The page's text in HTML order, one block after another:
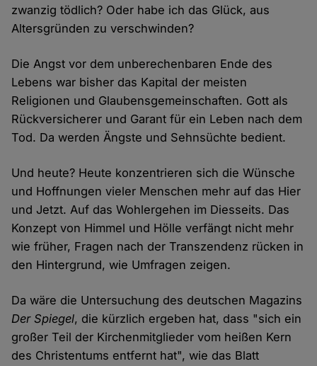
zwanzig tödlich? Oder habe ich das Glück, aus
Altersgründen zu verschwinden?
Die Angst vor dem unberechenbaren Ende des
Lebens war bisher das Kapital der meisten
Religionen und Glaubensgemeinschaften. Gott als
Rückversicherer und Garant für ein Leben nach dem
Tod. Da werden Ängste und Sehnsüchte bedient.
Und heute? Heute konzentrieren sich die Wünsche
und Hoffnungen vieler Menschen mehr auf das Hier
und Jetzt. Auf das Wohlergehen im Diesseits. Das
Konzept von Himmel und Hölle verfängt nicht mehr
wie früher, Fragen nach der Transzendenz rücken in
den Hintergrund, wie Umfragen zeigen.
Da wäre die Untersuchung des deutschen Magazins
Der Spiegel, die kürzlich ergeben hat, dass "sich ein
großer Teil der Kirchenmitglieder vom heißen Kern
des Christentums entfernt hat", wie das Blatt